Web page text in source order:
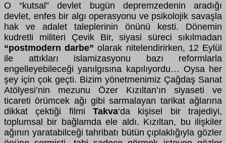
O “kutsal” devlet bugün depremzedenin aradığı
devlet, enfes bir algı operasyonu ve psikolojik savaşla
hak ve adalet taleplerinin önünü kesti. Dönemin
kudretli militeri Çevik Bir, siyasi süreci sıkılmadan
“postmodern darbe” olarak nitelendirirken, 12 Eylül
ile attıkları islamizasyonu bazı reformlarla
engelleyebileceği yanılgısına kapılıyordu… Oysa her
şey için çok geçti. Bizim yönetmenimiz Çağdaş Sanat
Atölyesi’nin mezunu Özer Kızıltan’ın siyaseti ve
ticareti örümcek ağı gibi sarmalayan tarikat ağlarına
dikkat çektiği filmi Takva‘da kişisel bir trajediyi,
toplumsal bir bağlamda ele aldı. Kızıltan, bu ilişkiler
ağının yaratabilceği tahribatı bütün çıplaklığıyla gözler